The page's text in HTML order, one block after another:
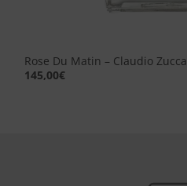
Rose Du Matin – Claudio Zucca
145,00€